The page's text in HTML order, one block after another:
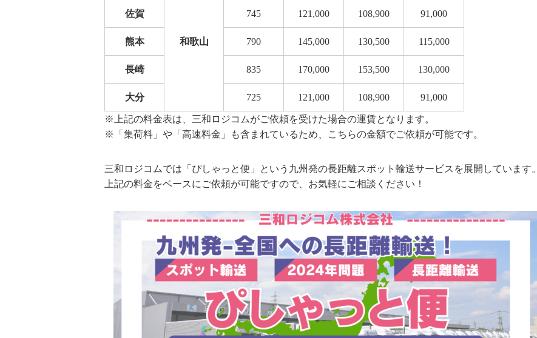
和歌山
佐賀 745 121,000 108,900 91,000
熊本 790 145,000 130,500 115,000
長崎 835 170,000 153,500 130,000
大分 725 121,000 108,900 91,000
※上記の料金表は、三和ロジコムがご依頼を受けた場合の運賃となります。
※「集荷料」や「高速料金」も含まれているため、こちらの金額でご依頼が可能です。
三和ロジコムでは「ぴしゃっと便」という九州発の長距離スポット輸送サービスを展開しています。
上記の料金をベースにご依頼が可能ですので、お気軽にご相談ください！